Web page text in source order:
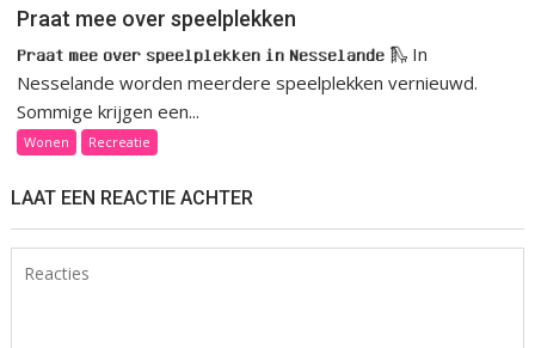
Praat mee over speelplekken
𝐏𝐫𝐚𝐚𝐭 𝐦𝐞𝐞 𝐨𝐯𝐞𝐫 𝐬𝐩𝐞𝐞𝐥𝐩𝐥𝐞𝐤𝐤𝐞𝐧 𝐢𝐧 𝐍𝐞𝐬𝐬𝐞𝐥𝐚𝐧𝐝𝐞 🛝 In
Nesselande worden meerdere speelplekken vernieuwd.
Sommige krijgen een...
Wonen Recreatie
LAAT EEN REACTIE ACHTER